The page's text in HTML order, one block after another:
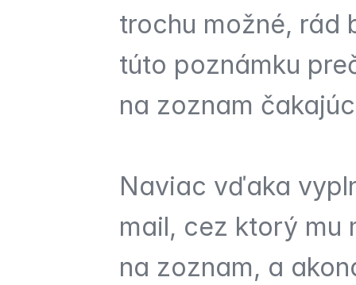
trochu možné, rád
túto poznámku
na zoznam
Naviac vďaka
mail, cez ktorý mu
na zoznam, a